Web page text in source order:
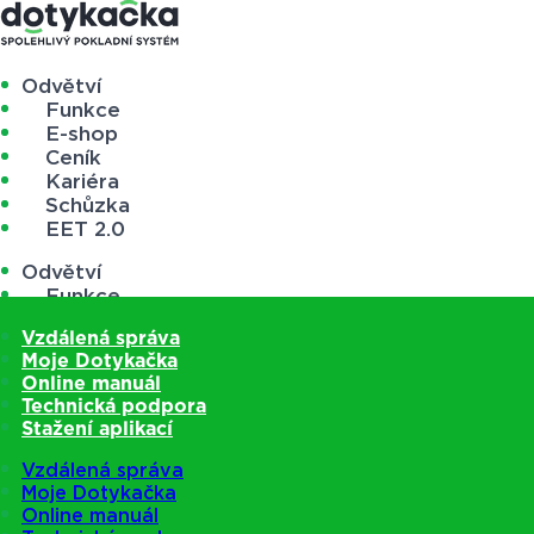
Odvětví
Funkce
E-shop
Ceník
Kariéra
Schůzka
EET 2.0
Odvětví
Funkce
Ceník
Kariéra
Schůzka
EET 2.0
Vzdálená správa
Moje Dotykačka
Online manuál
Technická podpora
Stažení aplikací
Vzdálená správa
Moje Dotykačka
Online manuál